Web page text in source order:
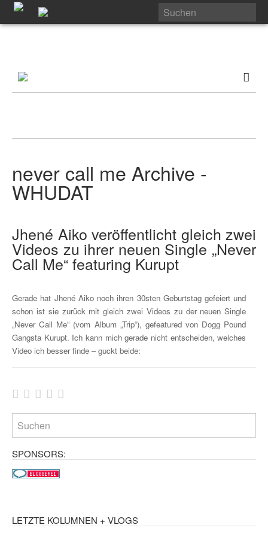
never call me Archive -
WHUDAT
Jhené Aiko veröffentlicht gleich zwei
Videos zu ihrer neuen Single „Never
Call Me“ featuring Kurupt
Gerade hat Jhené Aiko noch ihren 30sten Geburtstag gefeiert und
schon ist sie zurück mit gleich zwei Videos zu der neuen Single
„Never Call Me“ (vom Album „Trip“), gefeatured von Dogg Pound
Gangsta Kurupt. Ich kann mich gerade nicht entscheiden, welches
Video ich besser finde – guckt beide:
SPONSORS:
LETZTE KOLUMNEN + VLOGS